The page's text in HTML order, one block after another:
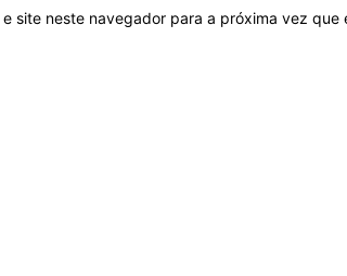
site neste navegador para a próxima vez que